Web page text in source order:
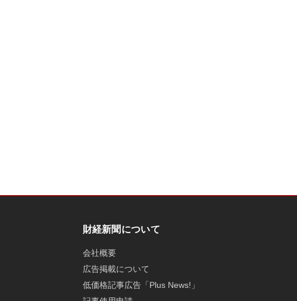
財経新聞について
会社概要
広告掲載について
低価格記事広告「Plus News!」